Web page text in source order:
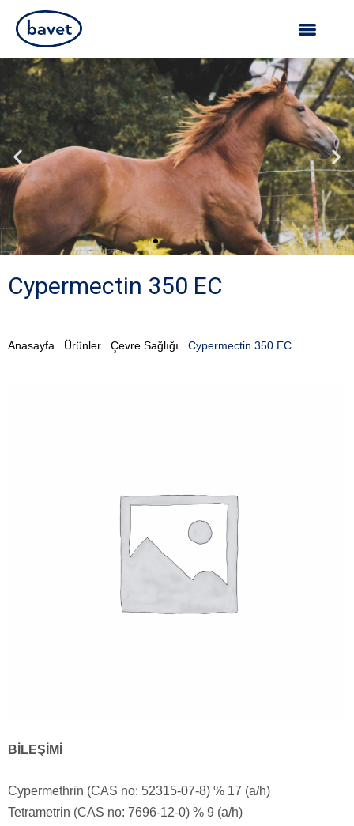
Cypermectin 350 EC
Anasayfa Ürünler Çevre Sağlığı Cypermectin 350 EC
BİLEŞİMİ
Cypermethrin (CAS no: 52315-07-8) % 17 (a/h)
Tetrametrin (CAS no: 7696-12-0) % 9 (a/h)